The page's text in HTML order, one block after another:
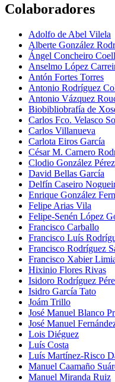
Colaboradores
Adolfo de Abel Vilela
Alberte González
Ángel Concheiro
Anselmo López
Antón Fortes Torres
Antonio Rodríguez
Antonio Vázquez
Biobibliobrafía de
Carlos Fco. Velasco
Carlos Villanueva
Carlota Eiros García
César M. Carnero
Clodio González Pérez
David Bellas García
Delfín Caseiro
Enrique González
Felipe Arias Vila
Felipe-Senén López
Francisco Carballo
Francisco Luís
Francisco Rodríguez
Francisco Xabier
Hixinio Flores Rivas
Isidoro Rodríguez
Isidro García Tato
Joám Trillo
José Manuel Blanco
José Manuel
Lois Diéguez
Luís Costa
Luís Martínez-Risco
Manuel Caamaño
Manuel Miranda Ruiz